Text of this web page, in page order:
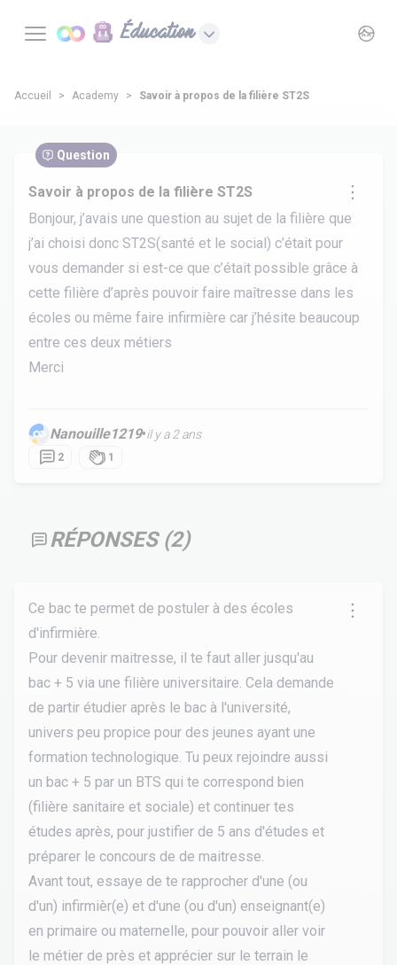
Éducation
Accueil Academy Savoir à propos de la filière ST2S
Question
Savoir à propos de la filière ST2S
Bonjour, j’avais une question au sujet de la filière que
j’ai choisi donc ST2S(santé et le social) c’était pour
vous demander si est-ce que c’était possible grâce à
cette filière d’après pouvoir faire maîtresse dans les
écoles ou même faire infirmière car j’hésite beaucoup
entre ces deux métiers
Merci
Nanouille1219•il y a 2 ans
2 1
RÉPONSES (2)
Ce bac te permet de postuler à des écoles
d'infirmière.
Pour devenir maitresse, il te faut aller jusqu'au
bac + 5 via une filière universitaire. Cela demande
de partir étudier après le bac à l'université,
univers peu propice pour des jeunes ayant une
formation technologique. Tu peux rejoindre aussi
un bac + 5 par un BTS qui te correspond bien
(filière sanitaire et sociale) et continuer tes
études après, pour justifier de 5 ans d'études et
préparer le concours de de maitresse.
Avant tout, essaye de te rapprocher d'une (ou
d'un) infirmièr(e) et d'une (ou d'un) enseignant(e)
en primaire ou maternelle, pour pouvoir aller voir
le métier de près et apprécier sur le terrain le